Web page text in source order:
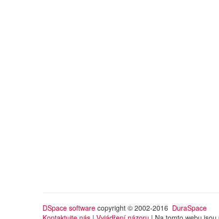
DSpace software copyright © 2002-2016 DuraSpace